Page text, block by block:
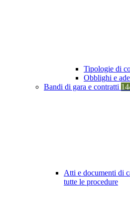
Tipologie di
Obblighi e
Bandi di gara e contratti
Atti e documenti di
tutte le procedure